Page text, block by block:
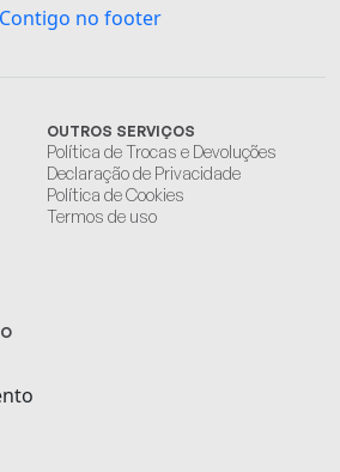
OUTROS SERVIÇOS
Política de Trocas e Devoluções
Declaração de Privacidade
Política de Cookies
Termos de uso